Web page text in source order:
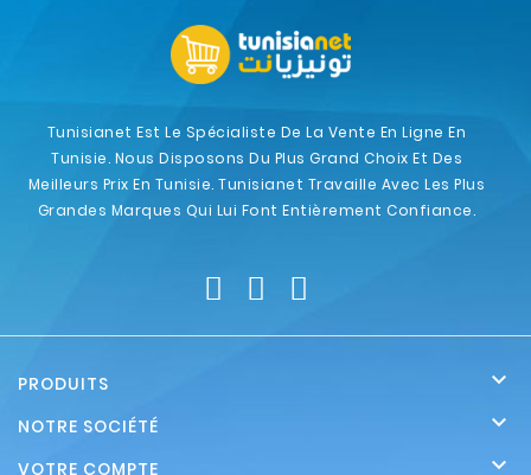
Tunisianet Est Le Spécialiste De La Vente En Ligne En
Tunisie. Nous Disposons Du Plus Grand Choix Et Des
Meilleurs Prix En Tunisie. Tunisianet Travaille Avec Les Plus
Grandes Marques Qui Lui Font Entièrement Confiance.
PRODUITS 
NOTRE SOCIÉTÉ 
VOTRE COMPTE 